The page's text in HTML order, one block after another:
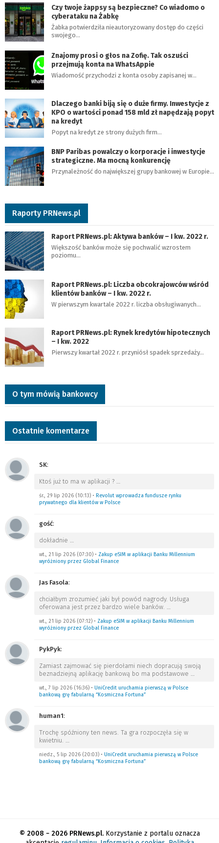
Czy twoje żappsy są bezpieczne? Co wiadomo o
cyberataku na Żabkę
Żabka potwierdziła nieautoryzowany dostęp do części
swojego…
Znajomy prosi o głos na Zofię. Tak oszuści
przejmują konta na WhatsAppie
Wiadomość przychodzi z konta osoby zapisanej w…
Dlaczego banki biją się o duże firmy. Inwestycje z
KPO o wartości ponad 158 mld zł napędzają popyt
na kredyt
Popyt na kredyt ze strony dużych firm…
BNP Paribas powalczy o korporacje i inwestycje
strategiczne. Ma mocną konkurencję
Przynależność do największej grupy bankowej w Europie…
Raporty PRNews.pl
Raport PRNews.pl: Aktywa banków – I kw. 2022 r.
Większość banków może się pochwalić wzrostem
poziomu…
Raport PRNews.pl: Liczba obcokrajowców wśród
klientów banków – I kw. 2022 r.
W pierwszym kwartale 2022 r. liczba obsługiwanych…
Raport PRNews.pl: Rynek kredytów hipotecznych
– I kw. 2022
Pierwszy kwartał 2022 r. przyniósł spadek sprzedaży…
O tym mówią bankowcy
Ostatnie komentarze
SK:
Ktoś już to ma w aplikacji ? …
śr., 29 lip 2026 (10:13) • Revolut wprowadza fundusze rynku
prywatnego dla klientów w Polsce
gość:
dokładnie …
wt., 21 lip 2026 (07:30) • Zakup eSIM w aplikacji Banku Millennium
wyróżniony przez Global Finance
Jas Fasola:
chciałbym zrozumieć jaki był powód nagrody. Usługa
oferowana jest przez bardzo wiele banków. …
wt., 21 lip 2026 (07:12) • Zakup eSIM w aplikacji Banku Millennium
wyróżniony przez Global Finance
PykPyk:
Zamiast zajmować się pierdołami niech dopracują swoją
beznadziejną aplikację bankową bo ma podstawowe …
wt., 7 lip 2026 (16:36) • UniCredit uruchamia pierwszą w Polsce
bankową grę fabularną “Kosmiczna Fortuna”
human1:
Trochę spóźniony ten news. Ta gra rozpoczęła się w
kwietniu. …
niedz., 5 lip 2026 (20:03) • UniCredit uruchamia pierwszą w Polsce
bankową grę fabularną “Kosmiczna Fortuna”
© 2008 − 2026 PRNews.pl.Korzystanie z portalu oznacza